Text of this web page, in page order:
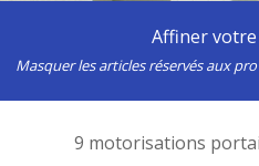
Affiner
Masquer les articles réservés aux pro
9 motorisations